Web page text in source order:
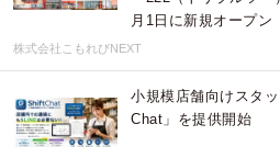
月1日に新規オープン
株式会社こもれびNEXT
小規模店舗向けスタ
Chat」を提供開始